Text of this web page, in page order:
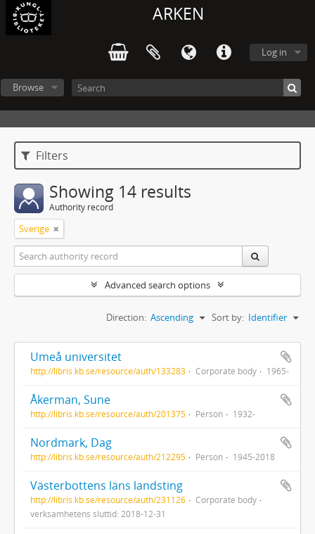
ARKEN
Log in
Browse
Filters
Showing 14 results
Authority record
Sverige
Advanced search options
Sort by: Identifier
Direction: Ascending
Umeå universitet
http://libris.kb.se/resource/auth/133283 Corporate body 1965-
Åkerman, Sune
http://libris.kb.se/resource/auth/201375 Person 1932-
Nordmark, Dag
http://libris.kb.se/resource/auth/212295 Person 1945-2018
Västerbottens läns landsting
http://libris.kb.se/resource/auth/231126
Corporate body
verksamhetens sluttid: 2018-12-31